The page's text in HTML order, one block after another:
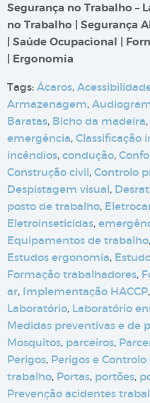
Segurança no Trabalho –
no Trabalho | Segurança
| Saúde Ocupacional |
| Ergonomia
Tags: Ácaros,
Armazenagem,
Baratas, Bicho da madeira,
emergência, Classificação
incêndios, condução,
Construção civil, Controlo
Despistagem visual,
posto de trabalho,
Eletroinseticidas,
Equipamentos de trabalho,
Estudos ergonomia,
Formação trabalhadores,
ar, Implementação HACCP,
Laboratório, Laboratório
Medidas preventivas e de
Mosquitos, parceiros,
Perigos, Perigos e
trabalho, Portas, portões,
Prevenção acidentes